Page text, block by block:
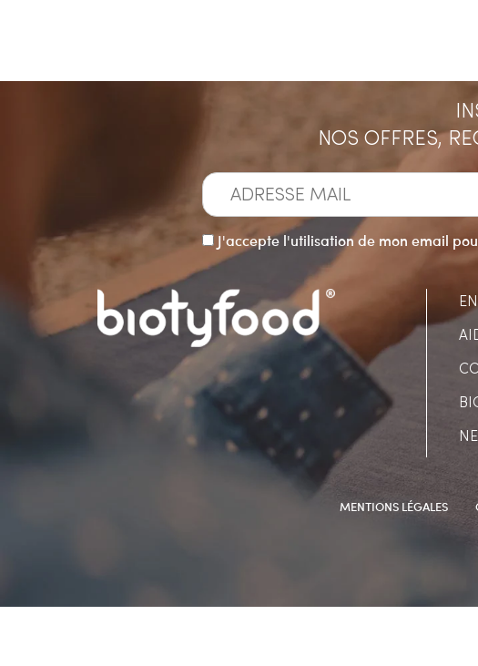
NOS OFFRES,
J'accepte l'utilisation de mon email
MENTIONS LÉGALES